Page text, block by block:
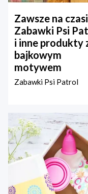
Zawsze na
Zabawki Psi
i inne produkty
bajkowym
motywem
Zabawki Psi Patrol